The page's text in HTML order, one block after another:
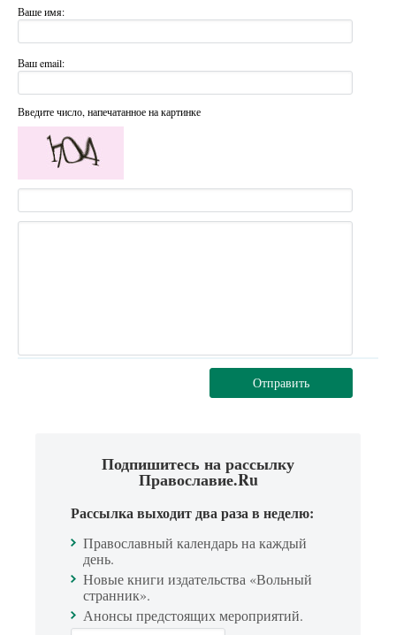
Ваше имя:
Ваш email:
Введите число, напечатанное на картинке
Отправить
Подпишитесь на рассылку
Православие.Ru
Рассылка выходит два раза в неделю:
Православный календарь на каждый
день.
Новые книги издательства «Вольный
странник».
Анонсы предстоящих мероприятий.